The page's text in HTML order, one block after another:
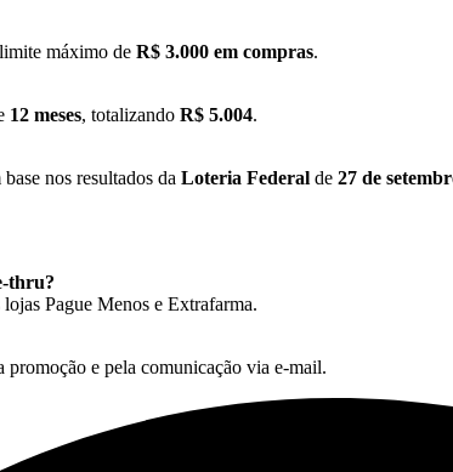
máximo de R$ 3.000 em compras.
12 meses, totalizando R$ 5.004.
base nos resultados da Loteria Federal de 27 de
thru?
lojas Pague Menos e Extrafarma.
e pela comunicação via e-mail.